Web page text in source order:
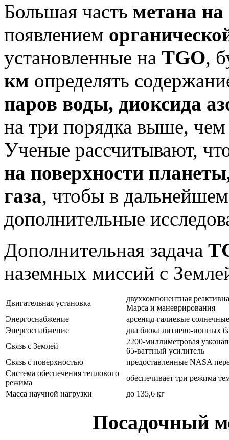
Большая часть метана на
появлением
установленные на TGO,
км определять
паров воды, диоксида
на три порядка выше,
Ученые рассчитывают,
на поверхности
газа, чтобы в
дополнительные
Дополнительная задача
наземных миссий с
Двигательная установка
двухкомпонентная
Марса и маневрирования
Энергоснабжение
арсенид-галиевые
Энергоснабжение
два блока литиево-ионных
Связь с Землей
2200-миллиметровая
65-ваттный усилитель
Связь с поверхностью
предоставленные NASA
Система обеспечения теплового
режима
обеспечивает три режима
Масса научной нагрузки
до 135,6 кг
Посадочный